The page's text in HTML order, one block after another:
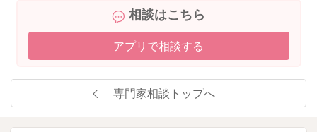
相談はこちら
アプリで相談する
専門家相談トップへ